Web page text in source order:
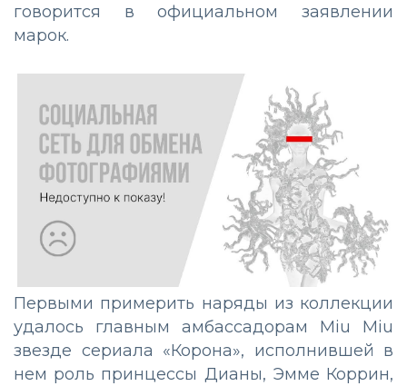
говорится в официальном заявлении
марок.
Первыми примерить наряды из коллекции
удалось главным амбассадорам Miu Miu
звезде сериала «Корона», исполнившей в
нем роль принцессы Дианы, Эмме Коррин,